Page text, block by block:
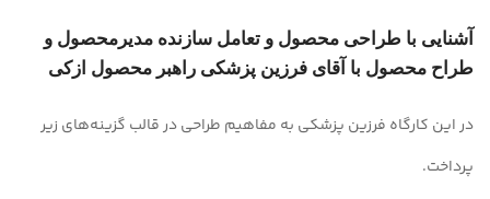
آشنایی با طراحی محصول و تعامل سازنده مدیرمحصول و
طراح محصول با آقای فرزین پزشکی راهبر محصول ازکی
در این کارگاه فرزین پزشکی به مفاهیم طراحی در قالب گزینه‌های زیر
پرداخت.